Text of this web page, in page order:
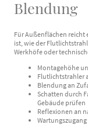
Blendung
Für Außenflächen reicht
ist, wie der
Werkhöfe oder
Montagehöhe
Flutlichtstrahler
Blendung an
Schatten durch
Gebäude prüfen
Reflexionen an